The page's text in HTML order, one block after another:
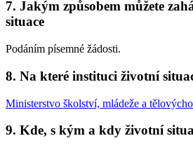
7. Jakým způsobem můžete
situace
Podáním písemné žádosti.
8. Na které instituci životní
Ministerstvo školství, mládeže a
9. Kde, s kým a kdy životní